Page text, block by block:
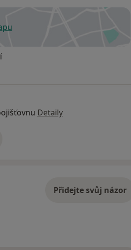
v nové záložce
Detaily
Přidejte svůj názor